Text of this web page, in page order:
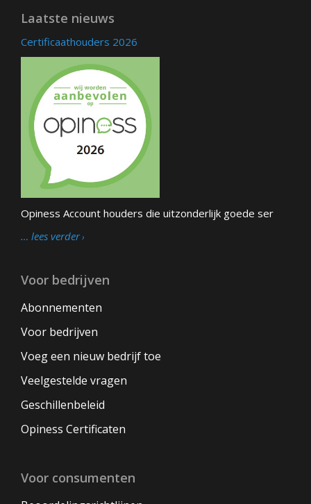
Laatste nieuws
Certificaathouders 2026
Opiness Account houders die uitzonderlijk goede ser
… lees verder
Voor bedrijven
Abonnementen
Voor bedrijven
Voeg een nieuw bedrijf toe
Veelgestelde vragen
Geschillenbeleid
Opiness Certificaten
Voor consumenten